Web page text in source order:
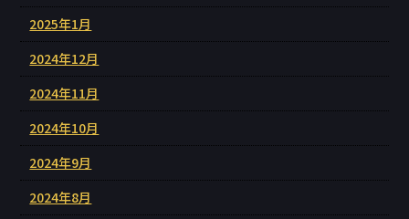
2025年1月
2024年12月
2024年11月
2024年10月
2024年9月
2024年8月